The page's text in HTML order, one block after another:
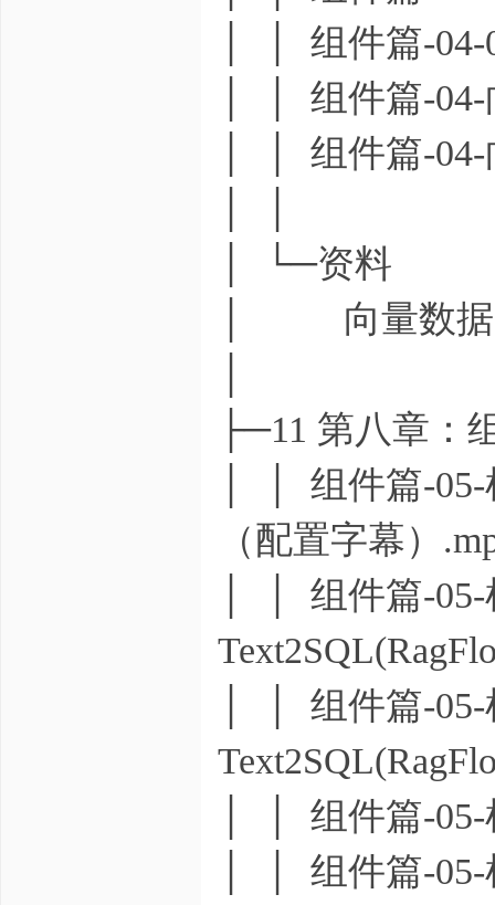
│ │ 组件篇-04-
│ │ 组件篇-04-
│ │ 组件篇-04-
│ └─资料
│ 向量数据
├─11 第八章：
│ │ 组件篇-05-
（配置字幕）
│ │ 组件篇-05-
│ │ 组件篇-05-
│ │ 组件篇-05-
│ │ 组件篇-05-